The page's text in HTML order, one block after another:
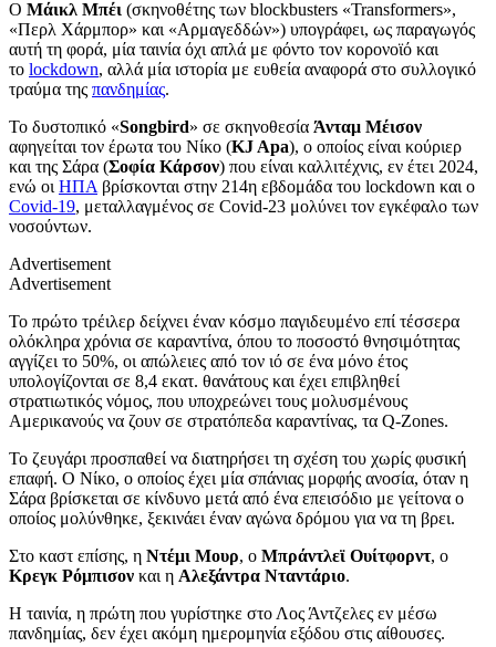
Ο Μάικλ Μπέι (σκηνοθέτης των blockbusters «Transformers»,
«Περλ Χάρμπορ» και «Αρμαγεδδών») υπογράφει, ως παραγωγός
αυτή τη φορά, μία ταινία όχι απλά με φόντο τον κορονοϊό και
το lockdown, αλλά μία ιστορία με ευθεία αναφορά στο συλλογικό
τραύμα της πανδημίας.
Το δυστοπικό «Songbird» σε σκηνοθεσία Άνταμ Μέισον
αφηγείται τον έρωτα του Νίκο (KJ Apa), ο οποίος είναι κούριερ
και της Σάρα (Σοφία Κάρσον) που είναι καλλιτέχνις, εν έτει 2024,
ενώ οι ΗΠΑ βρίσκονται στην 214η εβδομάδα του lockdown και ο
Covid-19, μεταλλαγμένος σε Covid-23 μολύνει τον εγκέφαλο των
νοσούντων.
Advertisement
Advertisement
Το πρώτο τρέιλερ δείχνει έναν κόσμο παγιδευμένο επί τέσσερα
ολόκληρα χρόνια σε καραντίνα, όπου το ποσοστό θνησιμότητας
αγγίζει το 50%, οι απώλειες από τον ιό σε ένα μόνο έτος
υπολογίζονται σε 8,4 εκατ. θανάτους και έχει επιβληθεί
στρατιωτικός νόμος, που υποχρεώνει τους μολυσμένους
Αμερικανούς να ζουν σε στρατόπεδα καραντίνας, τα Q-Zones.
Το ζευγάρι προσπαθεί να διατηρήσει τη σχέση του χωρίς φυσική
επαφή. Ο Νίκο, ο οποίος έχει μία σπάνιας μορφής ανοσία, όταν η
Σάρα βρίσκεται σε κίνδυνο μετά από ένα επεισόδιο με γείτονα ο
οποίος μολύνθηκε, ξεκινάει έναν αγώνα δρόμου για να τη βρει.
Στο καστ επίσης, η Ντέμι Μουρ, ο Μπράντλεϊ Ουίτφορντ, ο
Κρεγκ Ρόμπισον και η Αλεξάντρα Νταντάριο.
Η ταινία, η πρώτη που γυρίστηκε στο Λος Άντζελες εν μέσω
πανδημίας, δεν έχει ακόμη ημερομηνία εξόδου στις αίθουσες.